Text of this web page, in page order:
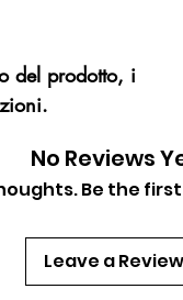
del prodotto, i
No Reviews
Be the
Leave a Review